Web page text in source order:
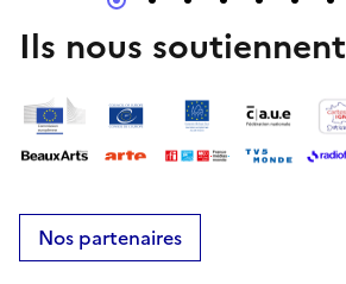
Ils nous soutiennent
Nos partenaires